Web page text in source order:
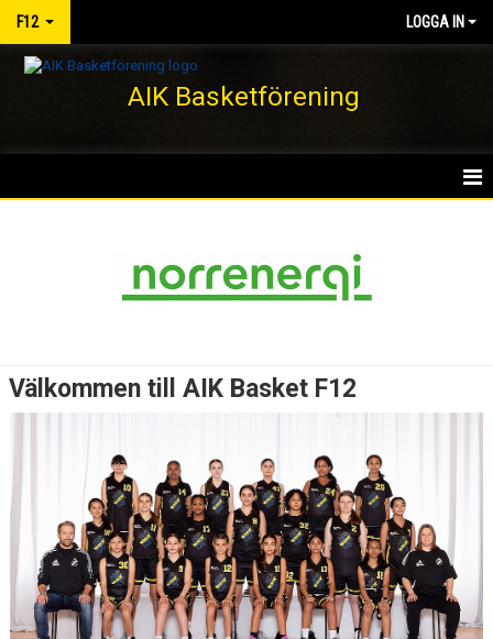
F12 LOGGA IN
AIK Basketförening
TRUPPEN
DOKUMENT
KONTAKT
Välkommen till AIK Basket F12